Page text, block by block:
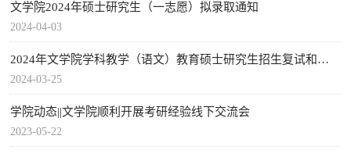
文学院2024年硕士研究生（一志愿）拟录取通知
2024-04-03
2024年文学院学科教学（语文）教育硕士研究生招生复试和录取工作方案及一志愿复试名单公示
2024-03-25
学院动态||文学院顺利开展考研经验线下交流会
2023-05-22